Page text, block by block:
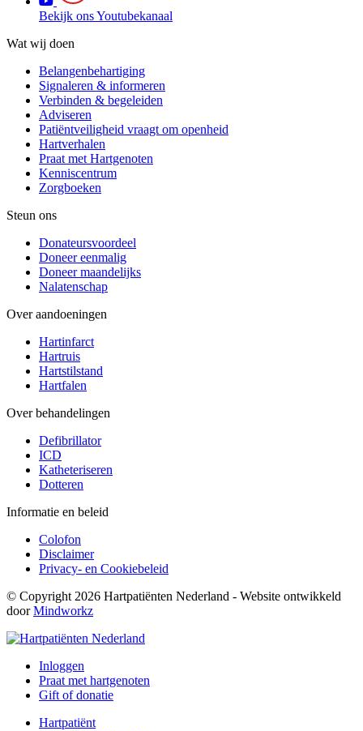
Bekijk ons Youtubekanaal
Wat wij doen
Belangenbehartiging
Signaleren & informeren
Verbinden & begeleiden
Adviseren
Patiëntveiligheid vraagt om openheid
Hartverhalen
Praat met Hartgenoten
Kenniscentrum
Zorgboeken
Steun ons
Donateursvoordeel
Doneer eenmalig
Doneer maandelijks
Nalatenschap
Over aandoeningen
Hartinfarct
Hartruis
Hartstilstand
Hartfalen
Over behandelingen
Defibrillator
ICD
Katheteriseren
Dotteren
Informatie en beleid
Colofon
Disclaimer
Privacy- en Cookiebeleid
© Copyright 2026 Hartpatiënten Nederland - Website ontwikkeld
doorMindworkz
Inloggen
Praat met hartgenoten
Gift of donatie
Hartpatiënt